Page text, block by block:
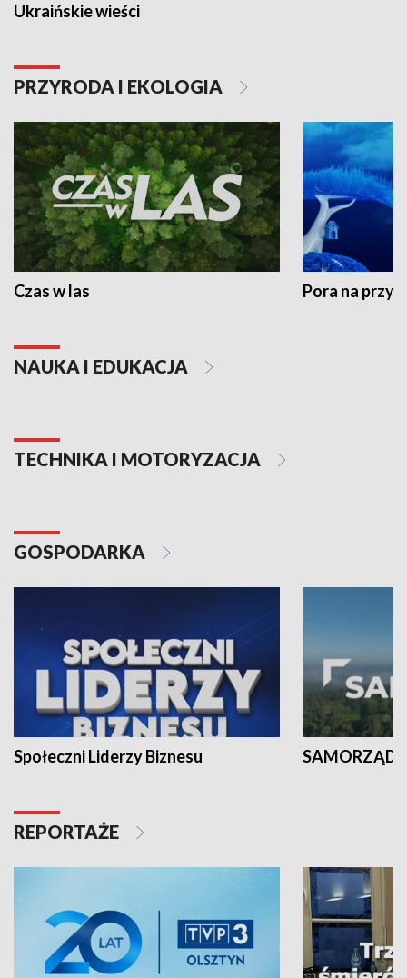
Ukraińskie wieści
PRZYRODA I EKOLOGIA
Czas w las Pora na
NAUKA I EDUKACJA
TECHNIKA I MOTORYZACJA
GOSPODARKA
Społeczni Liderzy Biznesu SAMORZĄD
REPORTAŻE